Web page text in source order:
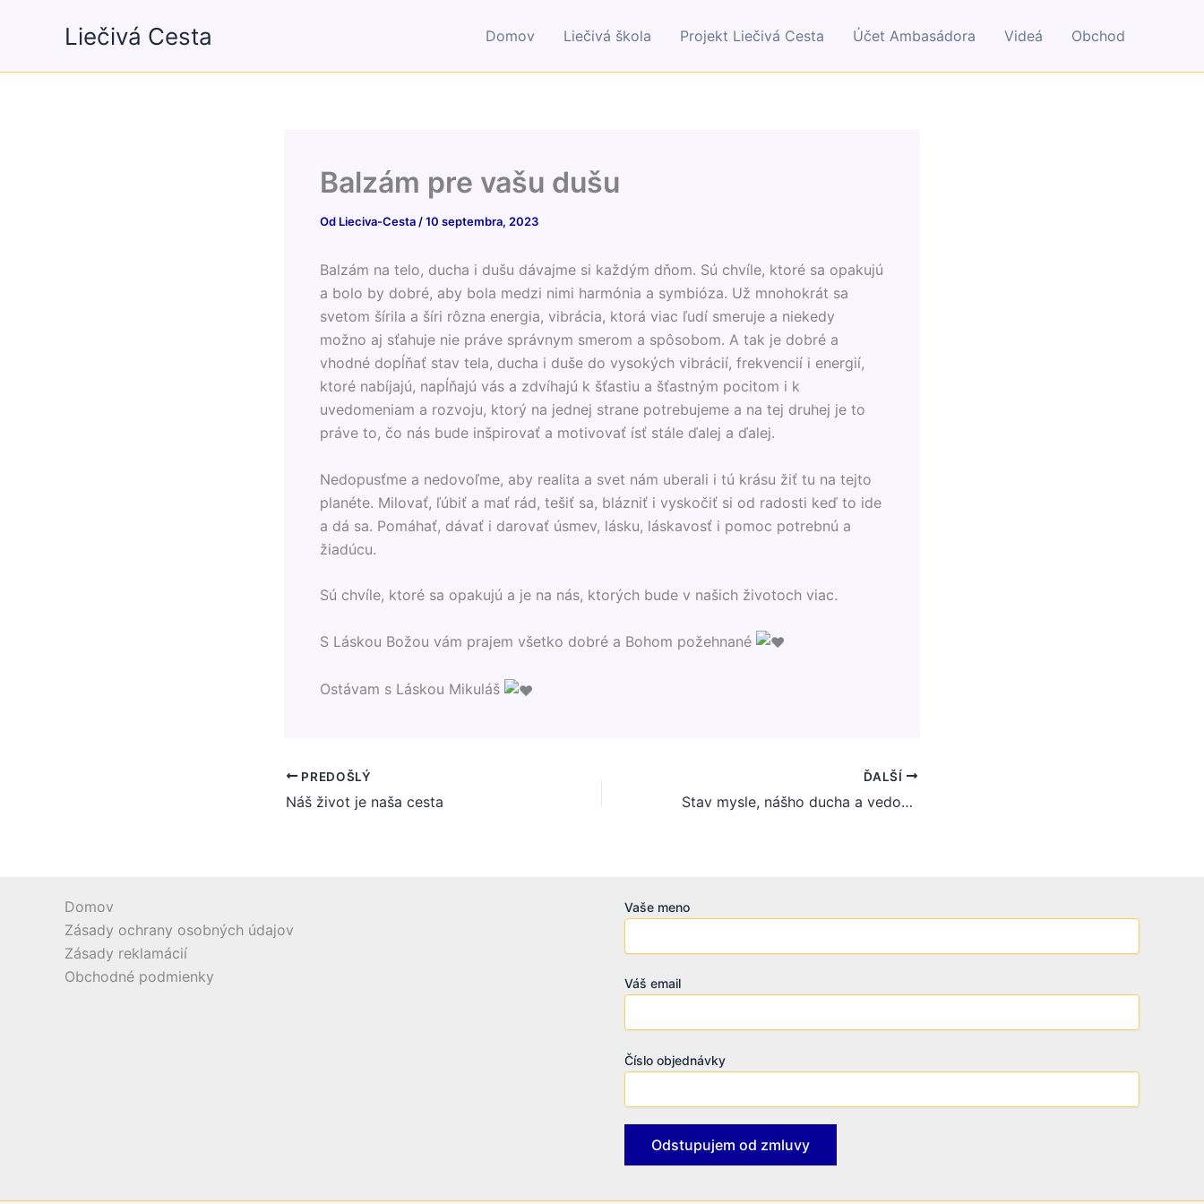
Liečivá Cesta Domov Liečivá škola Projekt Liečivá Cesta Účet Ambasádora Videá Obchod
Balzám pre vašu dušu
Od Lieciva-Cesta /10 septembra, 2023
Balzám na telo, ducha i dušu dávajme si každým dňom. Sú chvíle, ktoré sa opakujú
a bolo by dobré, aby bola medzi nimi harmónia a symbióza. Už mnohokrát sa
svetom šírila a šíri rôzna energia, vibrácia, ktorá viac ľudí smeruje a niekedy
možno aj sťahuje nie práve správnym smerom a spôsobom. A tak je dobré a
vhodné dopĺňať stav tela, ducha i duše do vysokých vibrácií, frekvencií i energií,
ktoré nabíjajú, napĺňajú vás a zdvíhajú k šťastiu a šťastným pocitom i k
uvedomeniam a rozvoju, ktorý na jednej strane potrebujeme a na tej druhej je to
práve to, čo nás bude inšpirovať a motivovať ísť stále ďalej a ďalej.
Nedopusťme a nedovoľme, aby realita a svet nám uberali i tú krásu žiť tu na tejto
planéte. Milovať, ľúbiť a mať rád, tešiť sa, blázniť i vyskočiť si od radosti keď to ide
a dá sa. Pomáhať, dávať i darovať úsmev, lásku, láskavosť i pomoc potrebnú a
žiadúcu.
Sú chvíle, ktoré sa opakujú a je na nás, ktorých bude v našich životoch viac.
S Láskou Božou vám prajem všetko dobré a Bohom požehnané
Ostávam s Láskou Mikuláš
PREDOŠLÝ
Náš život je naša cesta
ĎALŠÍ
Stav mysle, nášho ducha a vedomia nás samotných
Domov
Zásady ochrany osobných údajov
Zásady reklamácií
Obchodné podmienky
Vaše meno
Váš email
Číslo objednávky